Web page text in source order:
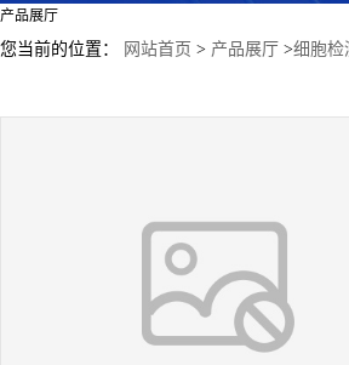
产品展厅
您当前的位置： 网站首页 > 产品展厅 >细胞检